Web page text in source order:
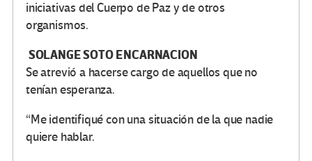
iniciativas del Cuerpo de Paz y de otros
organismos.
SOLANGE SOTO ENCARNACION
Se atrevió a hacerse cargo de aquellos que no
tenían esperanza.
“Me identifiqué con una situación de la que nadie
quiere hablar.